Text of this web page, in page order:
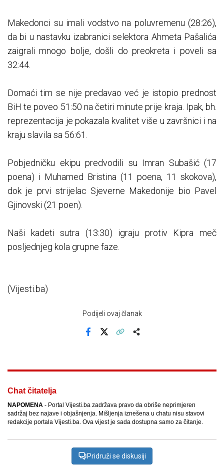
Makedonci su imali vodstvo na poluvremenu (28:26),
da bi u nastavku izabranici selektora Ahmeta Pašalića
zaigrali mnogo bolje, došli do preokreta i poveli sa
32:44.
Domaći tim se nije predavao već je istopio prednost
BiH te poveo 51:50 na četiri minute prije kraja. Ipak, bh.
reprezentacija je pokazala kvalitet više u završnici i na
kraju slavila sa 56:61.
Pobjedničku ekipu predvodili su Imran Subašić (17
poena) i Muhamed Bristina (11 poena, 11 skokova),
dok je prvi strijelac Sjeverne Makedonije bio Pavel
Gjinovski (21 poen).
Naši kadeti sutra (13:30) igraju protiv Kipra meč
posljednjeg kola grupne faze.
(Vijesti.ba)
Podijeli ovaj članak
Chat čitatelja
NAPOMENA - Portal Vijesti.ba zadržava pravo da obriše neprimjeren
sadržaj bez najave i objašnjenja. Mišljenja iznešena u chatu nisu stavovi
redakcije portala Vijesti.ba. Ova vijest je sada dostupna samo za čitanje.
Pridruži se diskusiji